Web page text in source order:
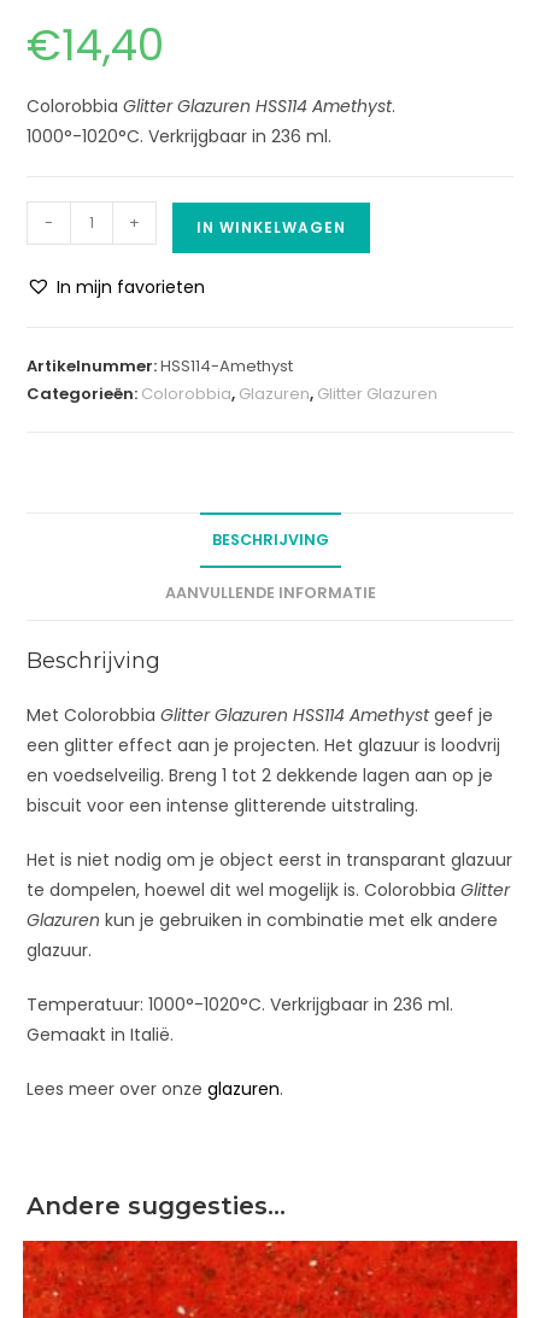
€14,40
ColorobbiaGlitter Glazuren HSS114 Amethyst.
1000°-1020°C. Verkrijgbaar in 236 ml.
- + IN WINKELWAGEN
In mijn favorieten
t
e
:
Artikelnummer:HSS114-Amethyst
Categorieën: Colorobbia, Glazuren, Glitter Glazuren
BESCHRIJVING
AANVULLENDE INFORMATIE
Beschrijving
Met ColorobbiaGlitter Glazuren HSS114 Amethystgeef je
een glitter effect aan je projecten. Het glazuur is loodvrij
en voedselveilig. Breng 1 tot 2 dekkende lagen aan op je
biscuit voor een intense glitterende uitstraling.
Het is niet nodig om je object eerst in transparant glazuur
te dompelen, hoewel dit wel mogelijk is. ColorobbiaGlitter
Glazuren kun je gebruiken in combinatie met elk andere
glazuur.
Temperatuur: 1000°-1020°C. Verkrijgbaar in 236 ml.
Gemaakt in Italië.
Lees meer over onzeglazuren.
Andere suggesties…